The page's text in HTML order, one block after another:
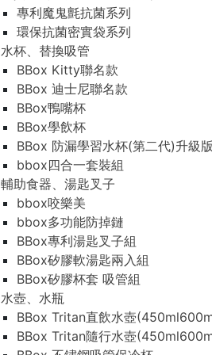
專利魔鬼氈抗菌系列
環保抗菌密實袋系列
水杯、替換吸管
BBox Kitty聯名款
BBox 迪士尼聯名款
BBox鴨嘴杯
BBox學飲杯
BBox 防漏學習水杯(第二代)升級版
bbox四合一套裝組
輔助食器、湯匙叉子
bbox咬樂美
bbox多功能防掉鏈
BBox專利湯匙叉子組
BBox矽膠軟湯匙兩入組
BBox矽膠杯套 吸管組
水壺、水瓶
BBox Tritan直飲水壺
BBox Tritan隨行水壺